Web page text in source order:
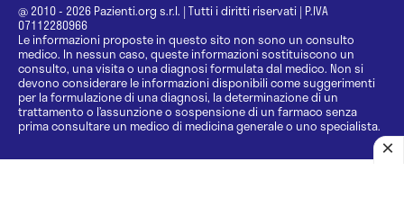
@ 2010 - 2026 Pazienti.org s.r.l. | Tutti i diritti riservati | P.IVA
07112280966
Le informazioni proposte in questo sito non sono un consulto
medico. In nessun caso, queste informazioni sostituiscono un
consulto, una visita o una diagnosi formulata dal medico. Non si
devono considerare le informazioni disponibili come suggerimenti
per la formulazione di una diagnosi, la determinazione di un
trattamento o l’assunzione o sospensione di un farmaco senza
prima consultare un medico di medicina generale o uno specialista.